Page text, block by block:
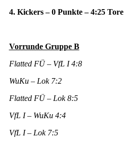
4. Kickers – 0 Punkte – 4:25 Tore
Vorrunde Gruppe B
Flatted FÜ – VfL I 4:8
WuKu – Lok 7:2
Flatted FÜ – Lok 8:5
VfL I – WuKu 4:4
VfL I – Lok 7:5